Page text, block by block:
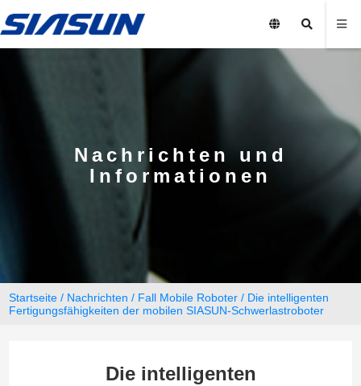
Nachrichten und
Informationen
Startseite / Nachrichten / Fall Mobile Roboter / Die intelligenten
Fertigungsfähigkeiten der mobilen SIASUN-Schwerlastroboter
Die intelligenten